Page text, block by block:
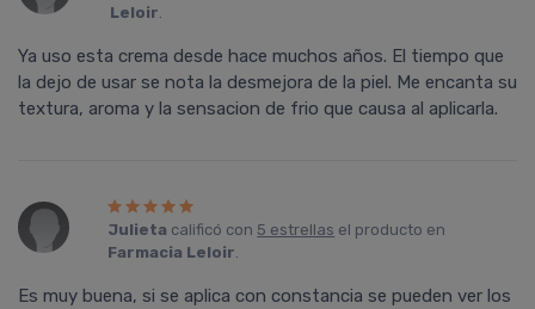
Leloir.
Ya uso esta crema desde hace muchos años. El tiempo que
la dejo de usar se nota la desmejora de la piel. Me encanta su
textura, aroma y la sensacion de frio que causa al aplicarla.
Julieta calificó con 5 estrellas el producto en
Farmacia Leloir.
Es muy buena, si se aplica con constancia se pueden ver los